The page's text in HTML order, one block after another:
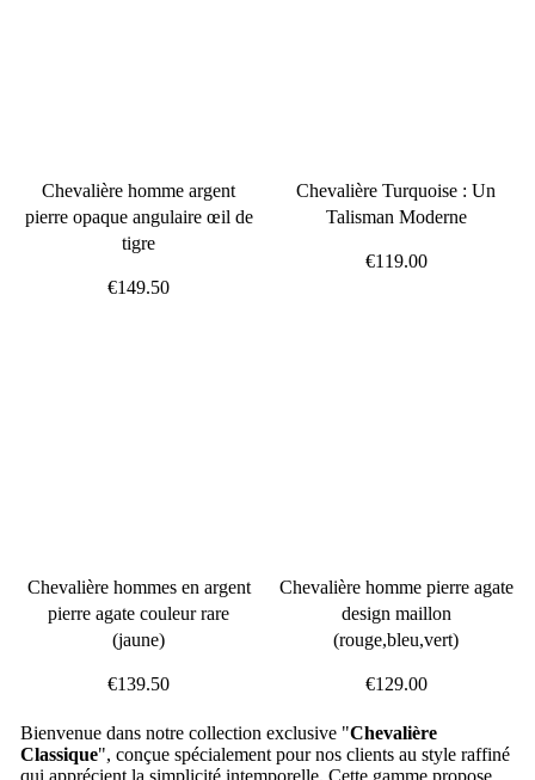
Chevalière homme argent
pierre opaque angulaire œil de
tigre
€149.50
Chevalière Turquoise : Un
Talisman Moderne
€119.00
Chevalière hommes en argent
pierre agate couleur rare
(jaune)
€139.50
Chevalière homme pierre agate
design maillon
(rouge,bleu,vert)
€129.00
Bienvenue dans notre collection exclusive "Chevalière
Classique", conçue spécialement pour nos clients au style raffiné
qui apprécient la simplicité intemporelle. Cette gamme propose